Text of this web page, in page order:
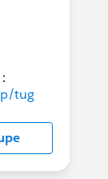
tug